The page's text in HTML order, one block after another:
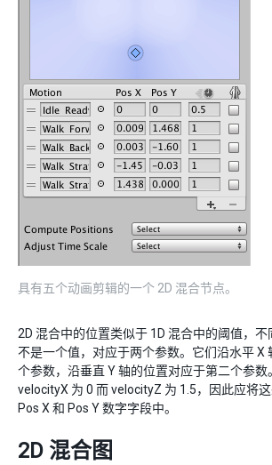
具有五个动画剪辑的一个 2D 混合节点。
2D 混合中的位置类似于 1D 混合中的阈值，
不是一个值，对应于两个参数。它们沿水平 X
个参数，沿垂直 Y 轴的位置对应于第二个参
velocityX 为 0 而 velocityZ 为 1.5，因此应将
Pos X 和 Pos Y 数字字段中。
2D 混合图